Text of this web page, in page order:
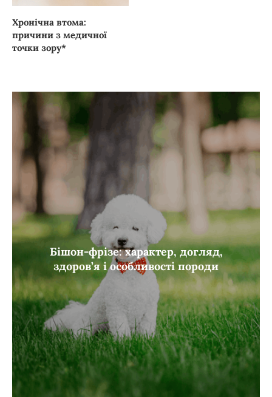
Хронічна втома:
причини з медичної
точки зору*
Бішон-фрізе: характер, догляд,
здоров’я і особливості породи